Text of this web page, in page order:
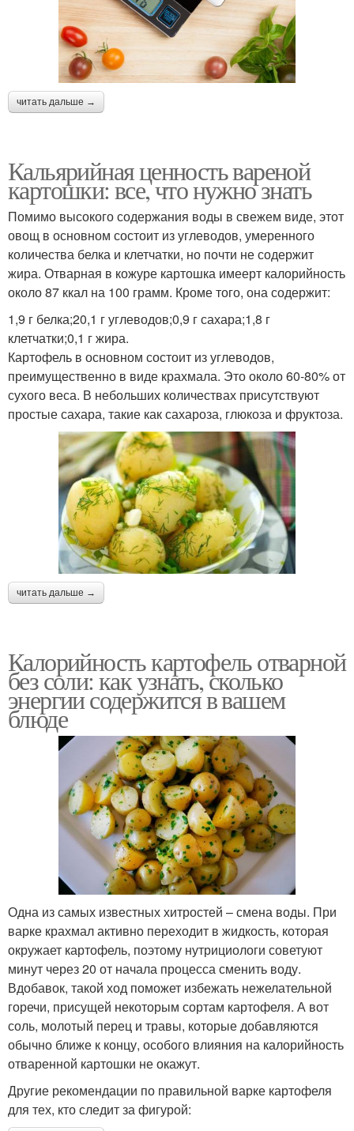
читать дальше →
Кальярийная ценность вареной
картошки: все, что нужно знать
Помимо высокого содержания воды в свежем виде, этот
овощ в основном состоит из углеводов, умеренного
количества белка и клетчатки, но почти не содержит
жира. Отварная в кожуре картошка имеерт калорийность
около 87 ккал на 100 грамм. Кроме того, она содержит:
1,9 г белка;20,1 г углеводов;0,9 г сахара;1,8 г
клетчатки;0,1 г жира.
Картофель в основном состоит из углеводов,
преимущественно в виде крахмала. Это около 60-80% от
сухого веса. В небольших количествах присутствуют
простые сахара, такие как сахароза, глюкоза и фруктоза.
читать дальше →
Калорийность картофель отварной
без соли: как узнать, сколько
энергии содержится в вашем
блюде
Одна из самых известных хитростей – смена воды. При
варке крахмал активно переходит в жидкость, которая
окружает картофель, поэтому нутрициологи советуют
минут через 20 от начала процесса сменить воду.
Вдобавок, такой ход поможет избежать нежелательной
горечи, присущей некоторым сортам картофеля. А вот
соль, молотый перец и травы, которые добавляются
обычно ближе к концу, особого влияния на калорийность
отваренной картошки не окажут.
Другие рекомендации по правильной варке картофеля
для тех, кто следит за фигурой: